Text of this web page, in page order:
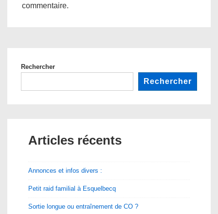
commentaire.
Rechercher
Rechercher
Articles récents
Annonces et infos divers :
Petit raid familial à Esquelbecq
Sortie longue ou entraînement de CO ?